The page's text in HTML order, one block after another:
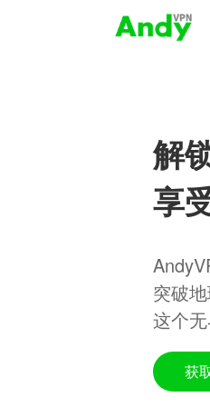
解
享
突破
这个
获